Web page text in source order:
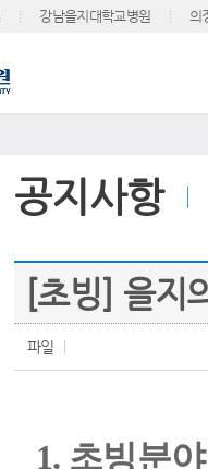
강남을지대학교병원 의
공지사항
[초빙] 을지
파일
1. 초빙분